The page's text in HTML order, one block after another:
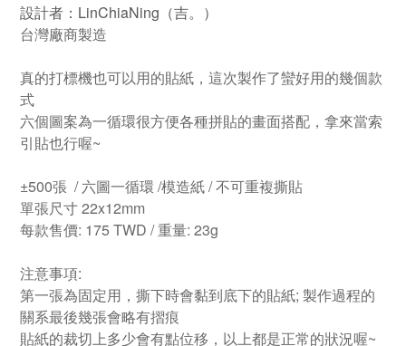
設計者：LinChiaNing（吉。）
台灣廠商製造
真的打標機也可以用的貼紙，這次製作了蠻好用的幾個款
式
六個圖案為一循環很方便各種拼貼的畫面搭配，拿來當索
引貼也行喔~
±500張 / 六圖一循環 /模造紙 / 不可重複撕貼
單張尺寸 22x12mm
每款售價: 175 TWD / 重量: 23g
注意事項:
第一張為固定用，撕下時會黏到底下的貼紙; 製作過程的
關系最後幾張會略有摺痕
貼紙的裁切上多少會有點位移，以上都是正常的狀況喔~